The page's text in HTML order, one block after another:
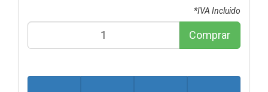
*IVA Incluido
Comprar